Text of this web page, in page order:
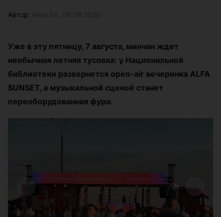
Автор:
Уже в эту пятницу, 7 августа, минчан ждет
необычная летняя тусовка: у Национальной
библиотеки развернется open-air вечеринка ALFA
SUNSET, а музыкальной сценой станет
переоборудованная фура.